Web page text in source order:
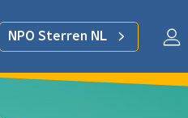
NPO Sterren NL